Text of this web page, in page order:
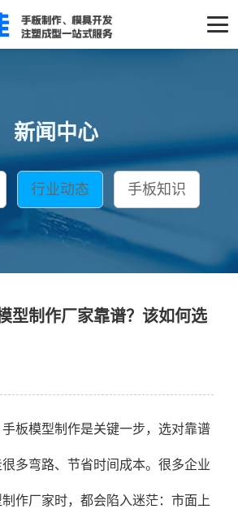
新闻中心
行业动态 手板知识
型制作厂家靠谱？该如何选
板模型制作是关键一步，选对靠谱
多弯路、节省时间成本。很多企业
作厂家时，都会陷入迷茫：市面上